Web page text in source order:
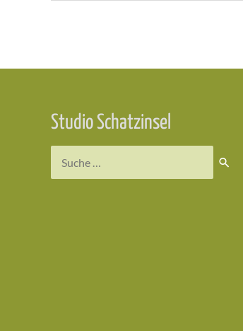
Studio Schatzinsel